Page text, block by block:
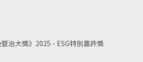
治大獎》2025 - ESG特別嘉許獎